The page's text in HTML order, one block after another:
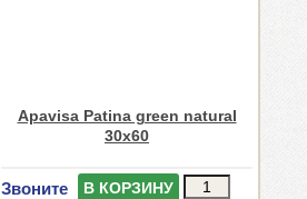
Apavisa Patina green natural
30x60
Звоните В КОРЗИНУ